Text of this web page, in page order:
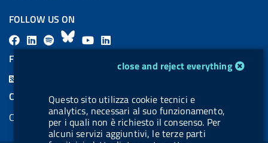
cookie management moduleclose and reject everything
Questo sito utilizza cookie tecnici e
analytics, necessari al suo funzionamento,
per i quali non è richiesto il consenso. Per
alcuni servizi aggiuntivi, le terze parti
FOLLOW US ON
F
a
L
i
a
l
.
b
B
l
s
k
y
Y
o
u
b
e
i
e
d
i
FEED RSS
COOKIES
Cookie management